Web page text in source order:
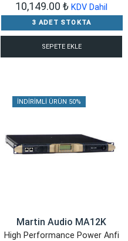
10,149.00 ₺ KDV Dahil
3 ADET STOKTA
SEPETE EKLE
İNDIRIMLI ÜRÜN 50%
Martin Audio MA12K
High Performance Power Anfi